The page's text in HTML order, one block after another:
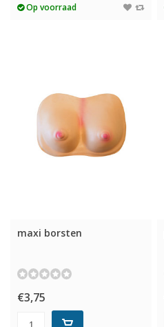
Op voorraad
maxi borsten
€3,75